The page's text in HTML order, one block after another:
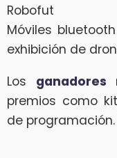
Robofut
Móviles
exhibición de
Los ganadores
premios como
de programación.